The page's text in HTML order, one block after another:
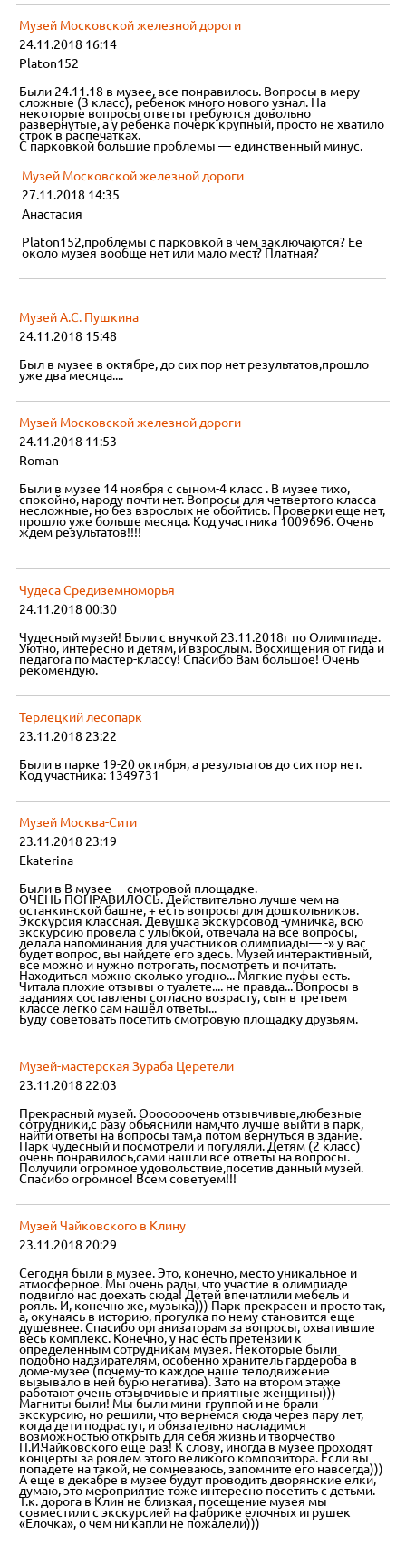
Музей Московской железной дороги
24.11.2018 16:14
Platon152
Были 24.11.18 в музее, все понравилось. Вопросы в меру
сложные (3 класс), ребенок много нового узнал. На
некоторые вопросы ответы требуются довольно
развернутые, а у ребенка почерк крупный, просто не хватило
строк в распечатках.
С парковкой большие проблемы — единственный минус.
Музей Московской железной дороги
27.11.2018 14:35
Анастасия
Platon152,проблемы с парковкой в чем заключаются? Ее
около музея вообще нет или мало мест? Платная?
Музей А.С. Пушкина
24.11.2018 15:48
Был в музее в октябре, до сих пор нет результатов,прошло
уже два месяца....
Музей Московской железной дороги
24.11.2018 11:53
Roman
Были в музее 14 ноября с сыном-4 класс . В музее тихо,
спокойно, народу почти нет. Вопросы для четвертого класса
несложные, но без взрослых не обойтись. Проверки еще нет,
прошло уже больше месяца. Код участника 1009696. Очень
ждем результатов!!!!
Чудеса Средиземноморья
24.11.2018 00:30
Чудесный музей! Были с внучкой 23.11.2018г по Олимпиаде.
Уютно, интересно и детям, и взрослым. Восхищения от гида и
педагога по мастер-классу! Спасибо Вам большое! Очень
рекомендую.
Терлецкий лесопарк
23.11.2018 23:22
Были в парке 19-20 октября, а результатов до сих пор нет.
Код участника: 1349731
Музей Москва-Сити
23.11.2018 23:19
Ekaterina
Были в В музее— смотровой площадке.
ОЧЕНЬ ПОНРАВИЛОСЬ. Действительно лучше чем на
останкинской башне, + есть вопросы для дошкольников.
Экскурсия классная. Девушка экскурсовод -умничка, всю
экскурсию провела с улыбкой, отвечала на все вопросы,
делала напоминания для участников олимпиады— -» у вас
будет вопрос, вы найдете его здесь. Музей интерактивный,
все можно и нужно потрогать, посмотреть и почитать.
Находиться можно сколько угодно... Мягкие пуфы есть.
Читала плохие отзывы о туалете.... не правда... Вопросы в
заданиях составлены согласно возрасту, сын в третьем
классе легко сам нашёл ответы...
Буду советовать посетить смотровую площадку друзьям.
Музей-мастерская Зураба Церетели
23.11.2018 22:03
Прекрасный музей. Ооооооочень отзывчивые,любезные
сотрудники,с разу обьяснили нам,что лучше выйти в парк,
найти ответы на вопросы там,а потом вернуться в здание.
Парк чудесный и посмотрели и погуляли. Детям (2 класс)
очень понравилось,сами нашли все ответы на вопросы.
Получили огромное удовольствие,посетив данный музей.
Спасибо огромное! Всем советуем!!!
Музей Чайковского в Клину
23.11.2018 20:29
Сегодня были в музее. Это, конечно, место уникальное и
атмосферное. Мы очень рады, что участие в олимпиаде
подвигло нас доехать сюда! Детей впечатлили мебель и
рояль. И, конечно же, музыка))) Парк прекрасен и просто так,
а, окунаясь в историю, прогулка по нему становится еще
душевнее. Спасибо организаторам за вопросы, охватившие
весь комплекс. Конечно, у нас есть претензии к
определенным сотрудникам музея. Некоторые были
подобно надзирателям, особенно хранитель гардероба в
доме-музее (почему-то каждое наше телодвижение
вызывало в ней бурю негатива). Зато на втором этаже
работают очень отзывчивые и приятные женщины)))
Магниты были! Мы были мини-группой и не брали
экскурсию, но решили, что вернемся сюда через пару лет,
когда дети подрастут, и обязательно насладимся
возможностью открыть для себя жизнь и творчество
П.И.Чайковского еще раз! К слову, иногда в музее проходят
концерты за роялем этого великого композитора. Если вы
попадете на такой, не сомневаюсь, запомните его навсегда)))
А еще в декабре в музее будут проводить дворянские елки,
думаю, это мероприятие тоже интересно посетить с детьми.
Т.к. дорога в Клин не близкая, посещение музея мы
совместили с экскурсией на фабрике елочных игрушек
«Елочка», о чем ни капли не пожалели)))